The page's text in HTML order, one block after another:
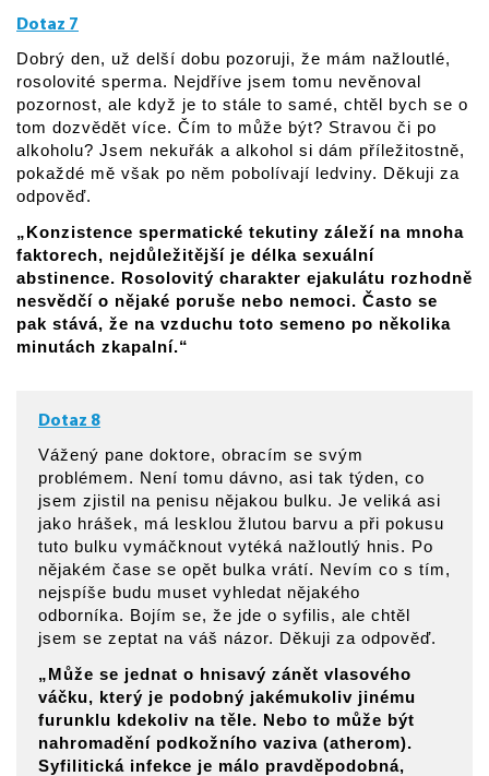
Dotaz 7
Dobrý den, už delší dobu pozoruji, že mám nažloutlé,
rosolovité sperma. Nejdříve jsem tomu nevěnoval
pozornost, ale když je to stále to samé, chtěl bych se o
tom dozvědět více. Čím to může být? Stravou či po
alkoholu? Jsem nekuřák a alkohol si dám příležitostně,
pokaždé mě však po něm pobolívají ledviny. Děkuji za
odpověď.
„Konzistence spermatické tekutiny záleží na mnoha
faktorech, nejdůležitější je délka sexuální
abstinence. Rosolovitý charakter ejakulátu rozhodně
nesvědčí o nějaké poruše nebo nemoci. Často se
pak stává, že na vzduchu toto semeno po několika
minutách zkapalní.“
Dotaz 8
Vážený pane doktore, obracím se svým
problémem. Není tomu dávno, asi tak týden, co
jsem zjistil na penisu nějakou bulku. Je veliká asi
jako hrášek, má lesklou žlutou barvu a při pokusu
tuto bulku vymáčknout vytéká nažloutlý hnis. Po
nějakém čase se opět bulka vrátí. Nevím co s tím,
nejspíše budu muset vyhledat nějakého
odborníka. Bojím se, že jde o syfilis, ale chtěl
jsem se zeptat na váš názor. Děkuji za odpověď.
„Může se jednat o hnisavý zánět vlasového
váčku, který je podobný jakémukoliv jinému
furunklu kdekoliv na těle. Nebo to může být
nahromadění podkožního vaziva (atherom).
Syfilitická infekce je málo pravděpodobná,